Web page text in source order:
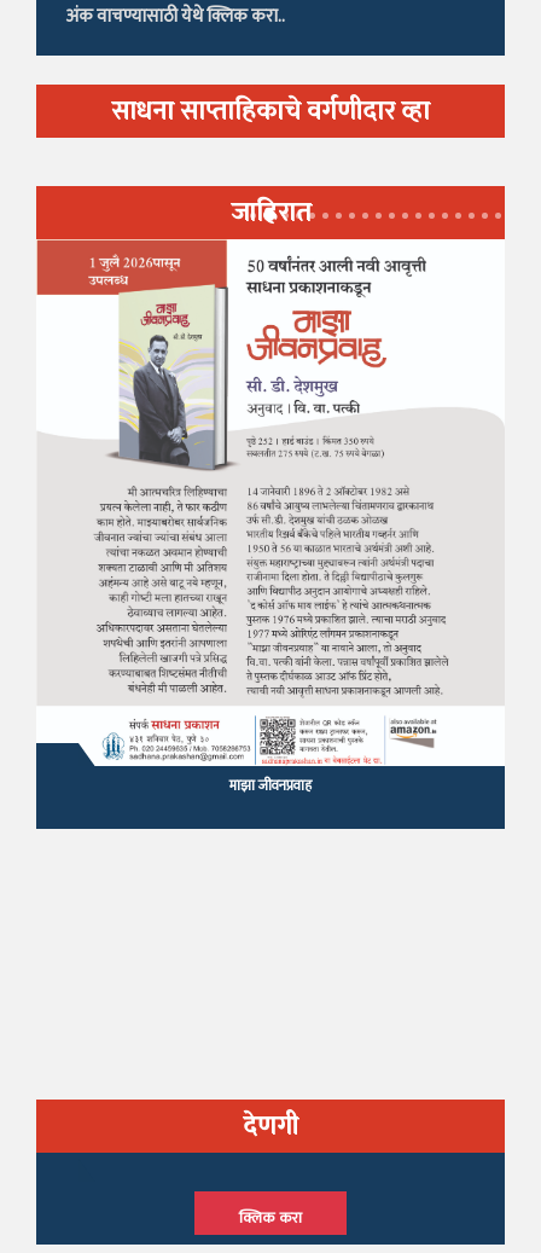
अंक वाचण्यासाठी येथे क्लिक करा..
साधना साप्ताहिकाचे वर्गणीदार व्हा
जाहिरात
माझा जीवनप्रवाह
देणगी
क्लिक करा